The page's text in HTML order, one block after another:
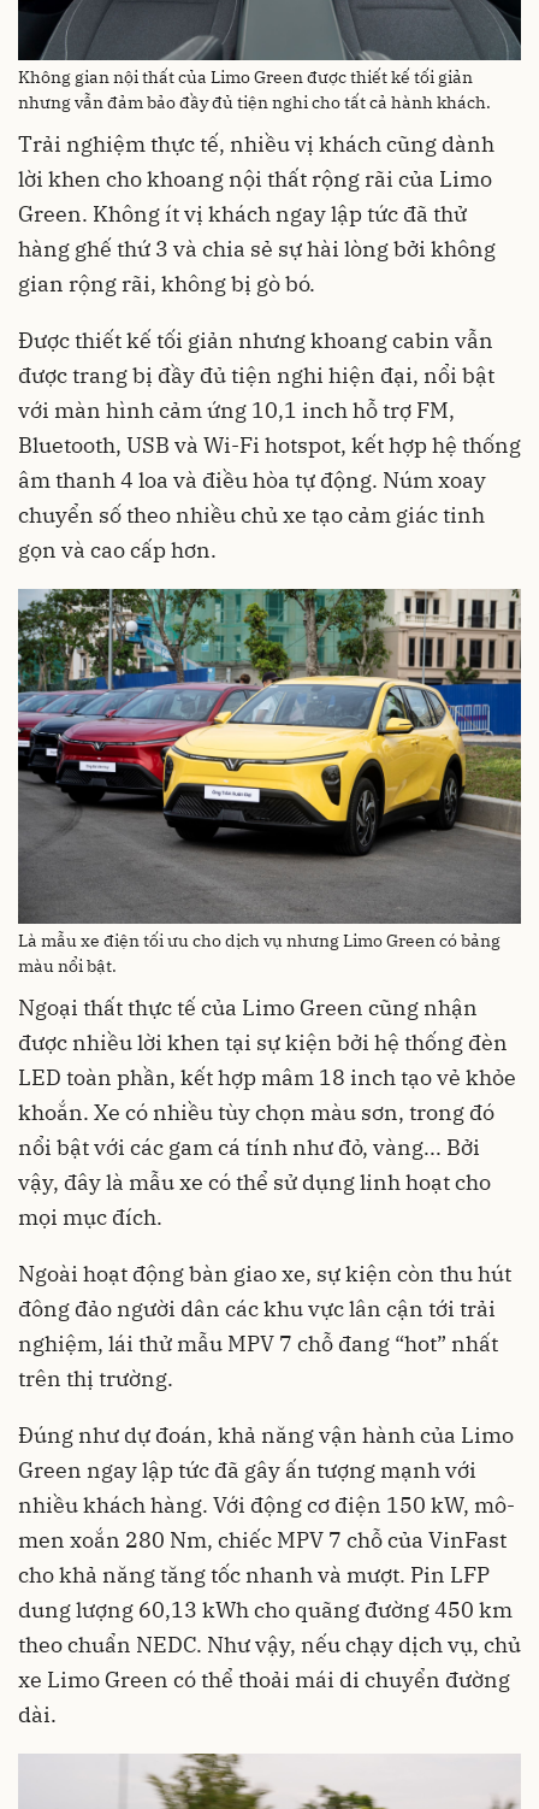
Không gian nội thất của Limo Green được thiết kế tối giản
nhưng vẫn đảm bảo đầy đủ tiện nghi cho tất cả hành khách.
Trải nghiệm thực tế, nhiều vị khách cũng dành
lời khen cho khoang nội thất rộng rãi của Limo
Green. Không ít vị khách ngay lập tức đã thử
hàng ghế thứ 3 và chia sẻ sự hài lòng bởi không
gian rộng rãi, không bị gò bó.
Được thiết kế tối giản nhưng khoang cabin vẫn
được trang bị đầy đủ tiện nghi hiện đại, nổi bật
với màn hình cảm ứng 10,1 inch hỗ trợ FM,
Bluetooth, USB và Wi-Fi hotspot, kết hợp hệ thống
âm thanh 4 loa và điều hòa tự động. Núm xoay
chuyển số theo nhiều chủ xe tạo cảm giác tinh
gọn và cao cấp hơn.
Là mẫu xe điện tối ưu cho dịch vụ nhưng Limo Green có bảng
màu nổi bật.
Ngoại thất thực tế của Limo Green cũng nhận
được nhiều lời khen tại sự kiện bởi hệ thống đèn
LED toàn phần, kết hợp mâm 18 inch tạo vẻ khỏe
khoắn. Xe có nhiều tùy chọn màu sơn, trong đó
nổi bật với các gam cá tính như đỏ, vàng... Bởi
vậy, đây là mẫu xe có thể sử dụng linh hoạt cho
mọi mục đích.
Ngoài hoạt động bàn giao xe, sự kiện còn thu hút
đông đảo người dân các khu vực lân cận tới trải
nghiệm, lái thử mẫu MPV 7 chỗ đang “hot” nhất
trên thị trường.
Đúng như dự đoán, khả năng vận hành của Limo
Green ngay lập tức đã gây ấn tượng mạnh với
nhiều khách hàng. Với động cơ điện 150 kW, mô-
men xoắn 280 Nm, chiếc MPV 7 chỗ của VinFast
cho khả năng tăng tốc nhanh và mượt. Pin LFP
dung lượng 60,13 kWh cho quãng đường 450 km
theo chuẩn NEDC. Như vậy, nếu chạy dịch vụ, chủ
xe Limo Green có thể thoải mái di chuyển đường
dài.